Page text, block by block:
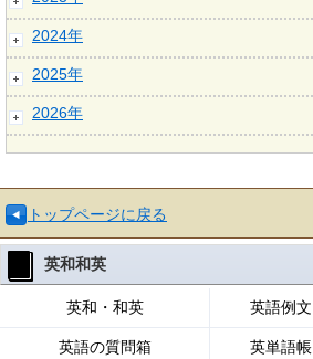
2024年
2025年
2026年
トップページに戻る
英和和英
英和・和英 英語例文
英語の質問箱 英単語帳